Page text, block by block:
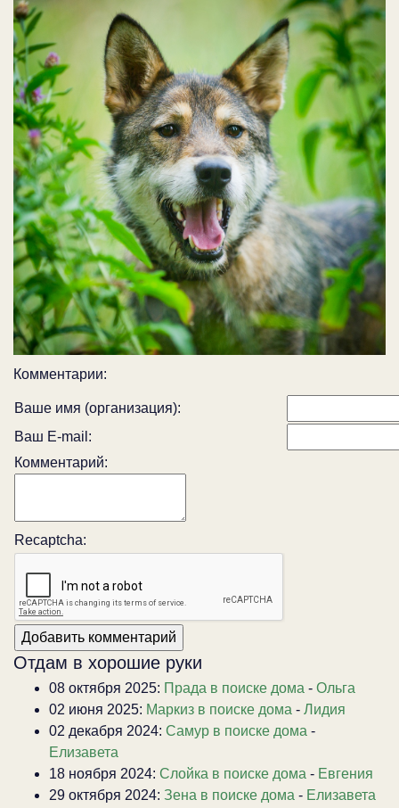
Комментарии:
Ваше имя (организация):
Ваш E-mail:
Комментарий:
Recaptcha:
Отдам в хорошие руки
08 октября 2025: Прада в поиске дома - Ольга
02 июня 2025: Маркиз в поиске дома - Лидия
02 декабря 2024: Самур в поиске дома -
Елизавета
18 ноября 2024: Слойка в поиске дома - Евгения
29 октября 2024: Зена в поиске дома - Елизавета